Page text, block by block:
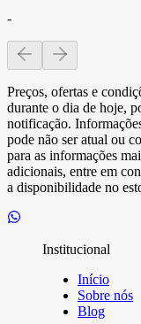
-
Preços, ofertas e
durante o dia de hoje,
notificação.
pode não ser atual ou
para as informações
adicionais, entre em
a disponibilidade no
Institucional
Início
Sobre nós
Blog